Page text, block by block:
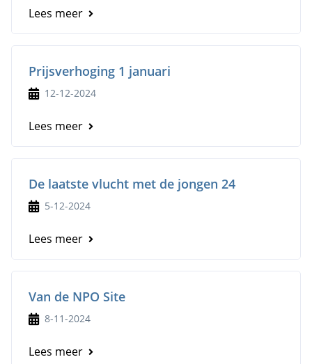
Lees meer
Prijsverhoging 1 januari
12-12-2024
Lees meer
De laatste vlucht met de jongen 24
5-12-2024
Lees meer
Van de NPO Site
8-11-2024
Lees meer